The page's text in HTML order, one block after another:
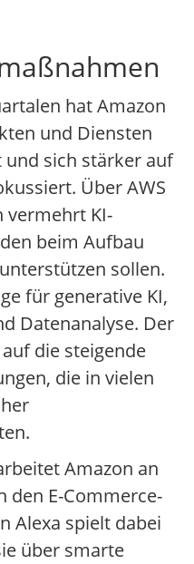
hat Amazon
und Diensten
sich stärker auf
Über AWS
vermehrt KI-
beim Aufbau
sollen.
für generative KI,
Datenanalyse. Der
die steigende
die in vielen
Amazon an
den E-Commerce-
Alexa spielt dabei
über smarte